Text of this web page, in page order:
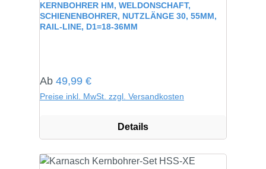
KERNBOHRER HM, WELDONSCHAFT,
SCHIENENBOHRER, NUTZLÄNGE 30, 55MM,
RAIL-LINE, D1=18-36MM
Regulärer Preis:
Ab 49,99 €
Preise inkl. MwSt. zzgl. Versandkosten
Details